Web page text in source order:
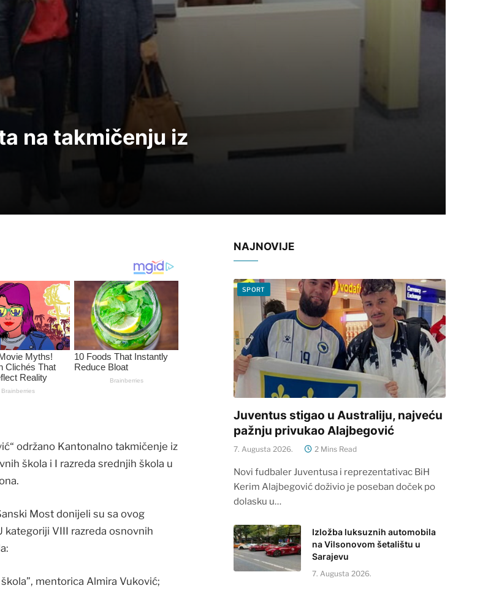
na takmičenju iz
održano Kantonalno takmičenje iz
škola i I razreda srednjih škola u
Most donijeli su sa ovog
kategoriji VIII razreda osnovnih
mentorica Almira Vuković;
NAJNOVIJE
SPORT
Juventus stigao u Australiju, najveću
pažnju privukao Alajbegović
7. Augusta 2026. 2 Mins Read
Novi fudbaler Juventusa i reprezentativac BiH
Kerim Alajbegović doživio je poseban doček po
dolasku u…
Izložba luksuznih automobila
na Vilsonovom šetalištu u
Sarajevu
7. Augusta 2026.